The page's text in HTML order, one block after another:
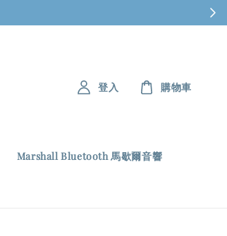
Marshall Bluetooth 馬歇爾音響
登入 購物車